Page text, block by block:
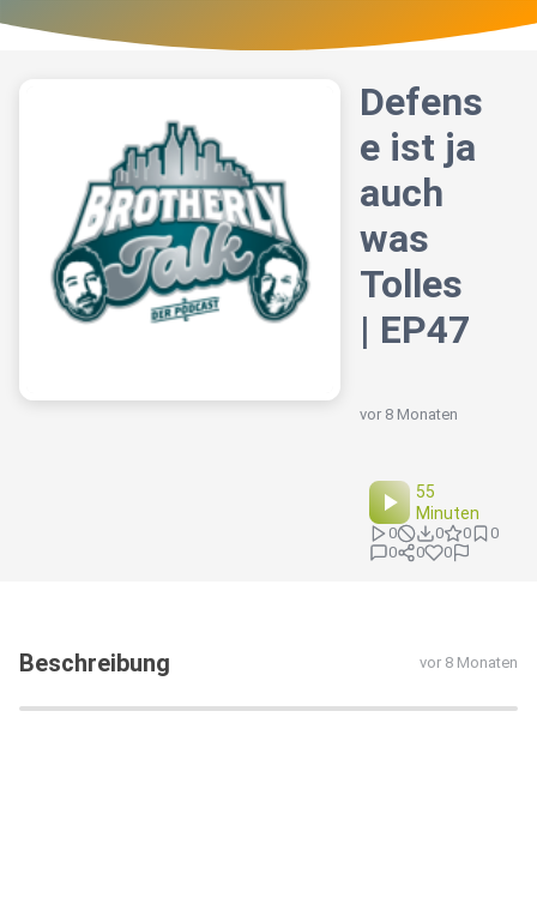
Defens
e ist ja
auch
was
Tolles
| EP47
vor 8 Monaten
55
Minuten
0 0 0
0
0
0 0
Beschreibung vor 8 Monaten